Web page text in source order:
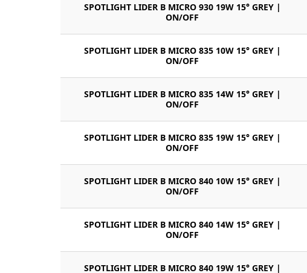
SPOTLIGHT LIDER B MICRO 930 19W 15° GREY |
ON/OFF
SPOTLIGHT LIDER B MICRO 835 10W 15° GREY |
ON/OFF
SPOTLIGHT LIDER B MICRO 835 14W 15° GREY |
ON/OFF
SPOTLIGHT LIDER B MICRO 835 19W 15° GREY |
ON/OFF
SPOTLIGHT LIDER B MICRO 840 10W 15° GREY |
ON/OFF
SPOTLIGHT LIDER B MICRO 840 14W 15° GREY |
ON/OFF
SPOTLIGHT LIDER B MICRO 840 19W 15° GREY |